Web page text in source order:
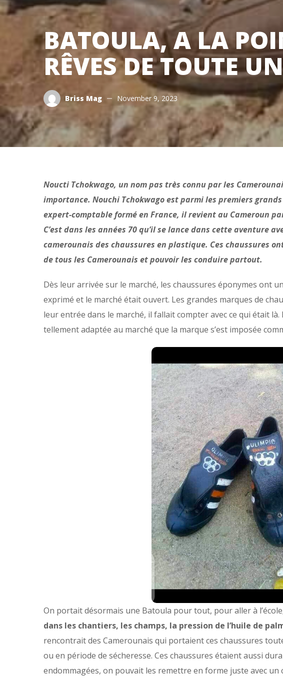
BATOULA, A LA
RÊVES DE TOUTE
Briss Mag November 9, 2023
Noucti Tchokwago, un nom pas très connu par les
importance. Nouchi Tchokwago est parmi les premiers
expert-comptable formé en France, il revient au Cameroun
C’est dans les années 70 qu’il se lance dans cette aventure
camerounais des chaussures en plastique. Ces chaussures
de tous les Camerounais et pouvoir les conduire partout.
Dès leur arrivée sur le marché, les chaussures éponymes ont
exprimé et le marché était ouvert. Les grandes marques de
leur entrée dans le marché, il fallait compter avec ce qui était là.
tellement adaptée au marché que la marque s’est imposée
On portait désormais une Batoula pour tout, pour aller à
dans les chantiers, les champs, la pression de l’huile de
rencontrait des Camerounais qui portaient ces chaussures
ou en période de sécheresse. Ces chaussures étaient aussi
endommagées, on pouvait les remettre en forme juste avec un